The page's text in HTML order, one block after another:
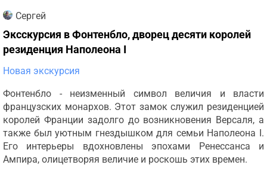
Сергей
Эксскурсия в Фонтенбло, дворец десяти королей
резиденция Наполеона I
Новая экскурсия
Фонтенбло - неизменный символ величия и власти
французских монархов. Этот замок служил резиденцией
королей Франции задолго до возникновения Версаля, а
также был уютным гнездышком для семьи Наполеона I.
Его интерьеры вдохновлены эпохами Ренессанса и
Ампира, олицетворяя величие и роскошь этих времен.